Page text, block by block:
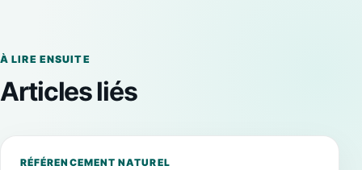
À LIRE ENSUITE
Articles liés
RÉFÉRENCEMENT NATUREL